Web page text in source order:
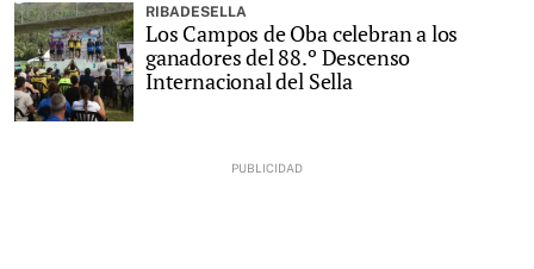
RIBADESELLA
Los Campos de Oba celebran a los
ganadores del 88.º Descenso
Internacional del Sella